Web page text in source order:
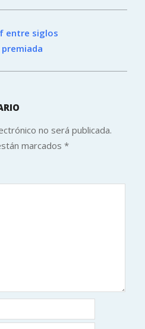
entre siglos
no será publicada.
marcados *